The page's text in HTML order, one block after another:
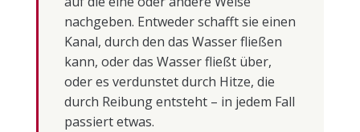
nachgeben. Entweder schafft sie einen
Kanal, durch den das Wasser fließen
kann, oder das Wasser fließt über,
oder es verdunstet durch Hitze, die
durch Reibung entsteht – in jedem Fall
passiert etwas.